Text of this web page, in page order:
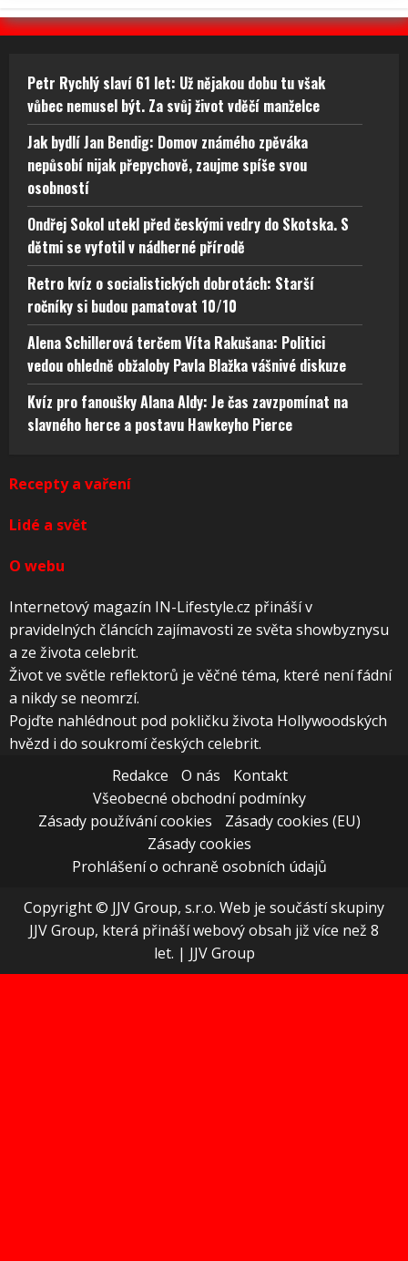
Petr Rychlý slaví 61 let: Už nějakou dobu tu však
vůbec nemusel být. Za svůj život vděčí manželce
Jak bydlí Jan Bendig: Domov známého zpěváka
nepůsobí nijak přepychově, zaujme spíše svou
osobností
Ondřej Sokol utekl před českými vedry do Skotska. S
dětmi se vyfotil v nádherné přírodě
Retro kvíz o socialistických dobrotách: Starší
ročníky si budou pamatovat 10/10
Alena Schillerová terčem Víta Rakušana: Politici
vedou ohledně obžaloby Pavla Blažka vášnivé diskuze
Kvíz pro fanoušky Alana Aldy: Je čas zavzpomínat na
slavného herce a postavu Hawkeyho Pierce
Recepty a vaření
Lidé a svět
O webu
Internetový magazín IN-Lifestyle.cz přináší v
pravidelných článcích zajímavosti ze světa showbyznysu
a ze života celebrit.
Život ve světle reflektorů je věčné téma, které není fádní
a nikdy se neomrzí.
Pojďte nahlédnout pod pokličku života Hollywoodských
hvězd i do soukromí českých celebrit.
Redakce
O nás
Kontakt
Všeobecné obchodní podmínky
Zásady používání cookies
Zásady cookies (EU)
Zásady cookies
Prohlášení o ochraně osobních údajů
Copyright © JJV Group, s.r.o. Web je součástí skupiny
JJV Group, která přináší webový obsah již více než 8
let. | JJV Group